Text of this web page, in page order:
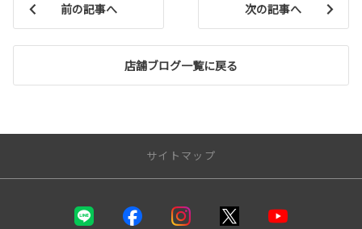
前の記事へ
店舗ブログ一覧に戻る
次の記事へ
サイトマップ